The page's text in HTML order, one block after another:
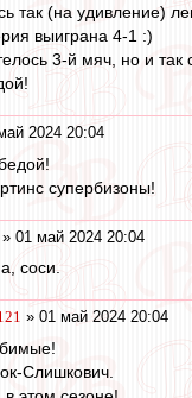
так (на удивление)
выиграна 4-1 :)
3-й мяч, но и так
2024 20:04
супербизоны!
» 01 май 2024 20:04
соси.
» 01 май 2024 20:04
Слишкович.